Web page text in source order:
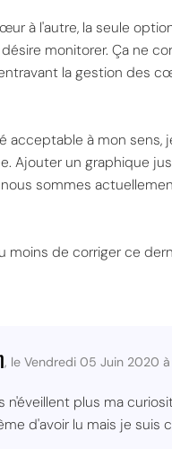
à l'autre, la seule
monitorer. Ça ne
la gestion des
acceptable à mon sens,
Ajouter un graphique
sommes
moins de corriger ce
, le Vendredi 05 Juin 2020 à
plus ma
d'avoir lu mais je suis